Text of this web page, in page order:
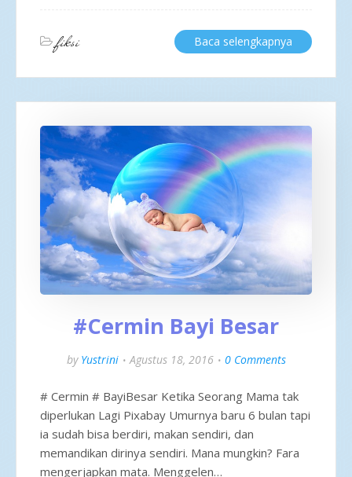
fiksi Baca selengkapnya
#Cermin Bayi Besar
by Yustrini Agustus 18, 2016 0 Comments
# Cermin # BayiBesar Ketika Seorang Mama tak
diperlukan Lagi Pixabay Umurnya baru 6 bulan tapi
ia sudah bisa berdiri, makan sendiri, dan
memandikan dirinya sendiri. Mana mungkin? Fara
mengerjapkan mata. Menggelen…